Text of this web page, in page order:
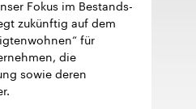
Fokus im Bestands-
zukünftig auf dem
für
die
sowie deren